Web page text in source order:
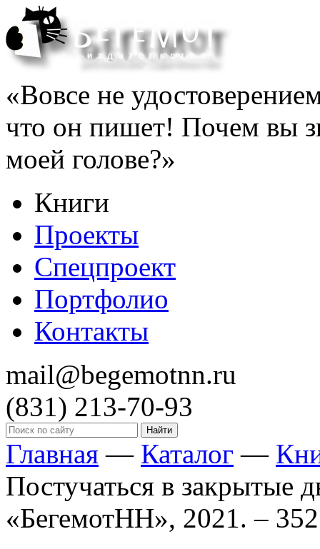
«Вовсе не
что он пишет! Почем вы
моей голове?»
Книги
Проекты
Спецпроект
Портфолио
Контакты
mail@begemotnn.ru
(831) 213-70-93
Главная — Каталог —
Постучаться в
«БегемотНН», 2021. –